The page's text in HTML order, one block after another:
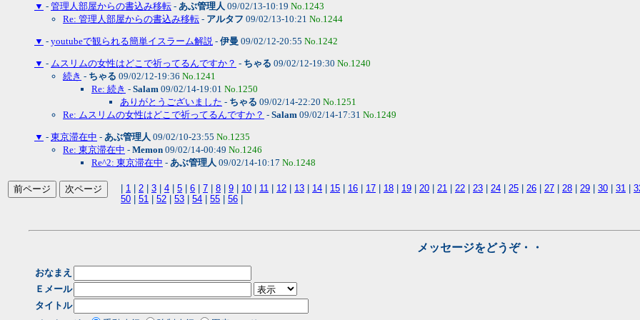
▼ - 管理人部屋からの書込み移転 - あぶ管理人 09/02/13-10:19 No.1243
Re: 管理人部屋からの書込み移転 - アルタフ 09/02/13-10:21 No.1244
▼ - youtubeで観られる簡単イスラーム解説 - 伊曼 09/02/12-20:55 No.1242
▼ - ムスリムの女性はどこで祈ってるんですか？ - ちゃる 09/02/12-19:30 No.1240
続き - ちゃる 09/02/12-19:36 No.1241
Re: 続き - Salam 09/02/14-19:01 No.1250
ありがとうございました - ちゃる 09/02/14-22:20 No.1251
Re: ムスリムの女性はどこで祈ってるんですか？ - Salam 09/02/14-17:31 No.1249
▼ - 東京滞在中 - あぶ管理人 09/02/10-23:55 No.1235
Re: 東京滞在中 - Memon 09/02/14-00:49 No.1246
Re^2: 東京滞在中 - あぶ管理人 09/02/14-10:17 No.1248
1 2 3 4 5 6 7 8 9 10 11 12 13 14 15 16 17 18 19 20 21 22 23 24 25 26 27 28 29 30 31
50
51 52 53 54 55 56
メッセージをどうぞ・・
おなまえ
Ｅメール
タイトル